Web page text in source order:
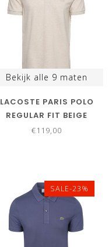
Bekijk alle 9 maten
LACOSTE PARIS POLO
REGULAR FIT BEIGE
MELANGE
€119,00
SALE-23%